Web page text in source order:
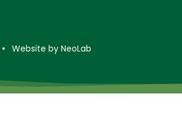
Website by NeoLab